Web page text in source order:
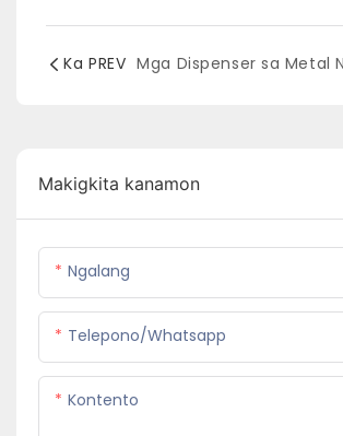
Ka PREV
Makigkita kanamon
Ngalang
Telepono/whatsapp
Kontento